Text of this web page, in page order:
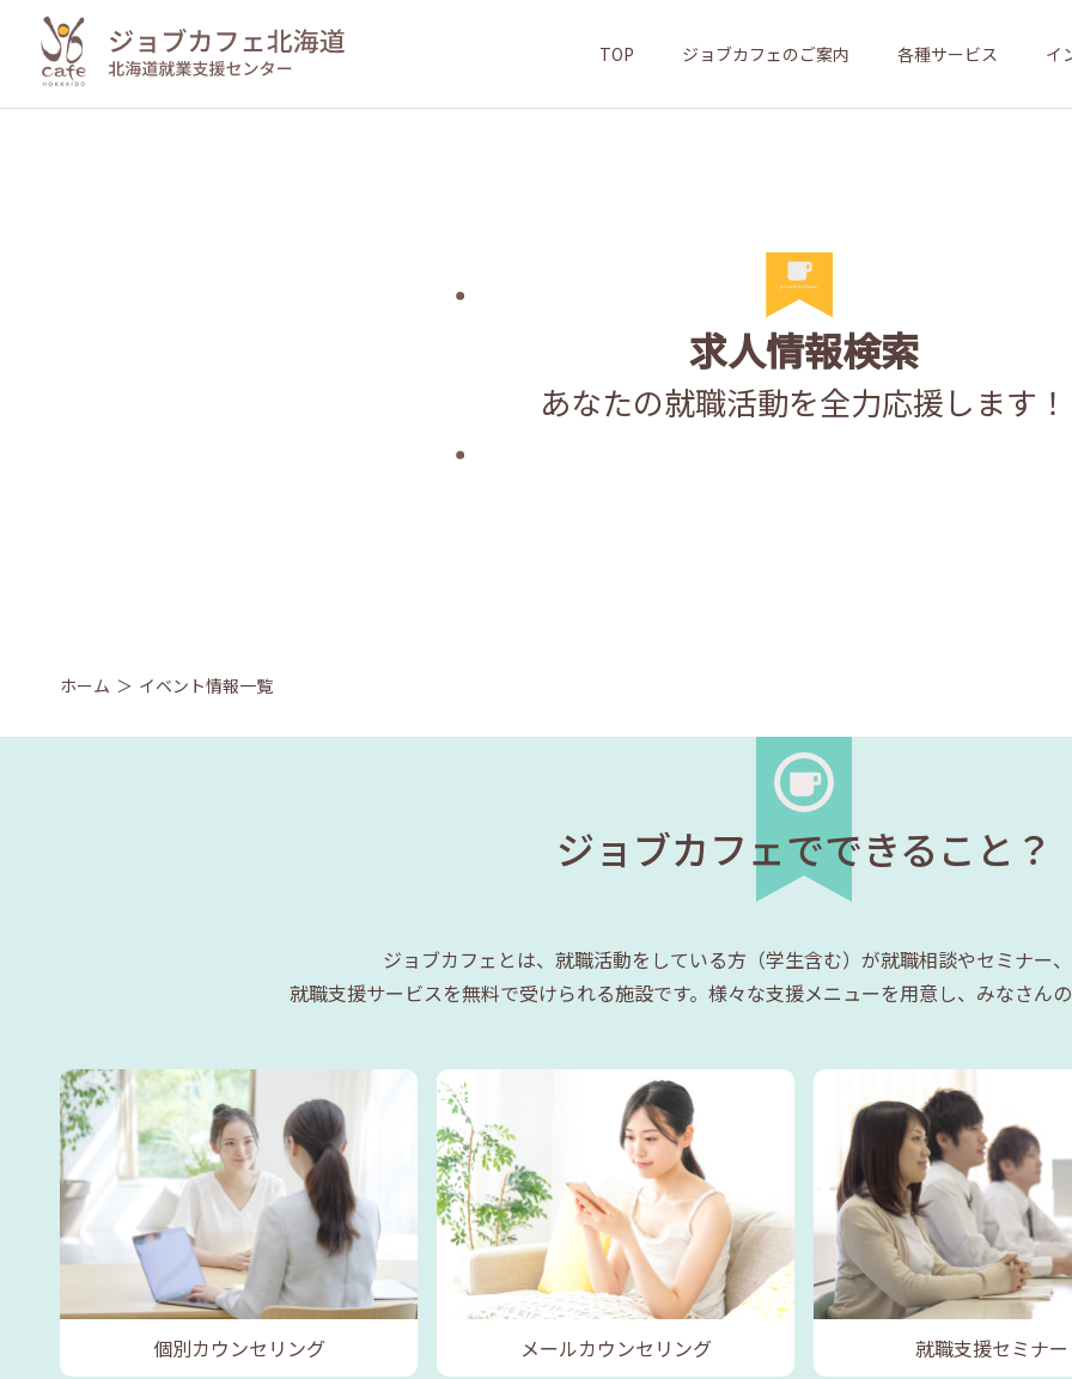
TOP ジョブカフェのご案内 各種サービス イ
求人情報検索
あなたの就職活動を全力応援します！
ホーム イベント情報一覧
ジョブカフェでできること？
ジョブカフェとは、就職活動をしている方（学生含む）が就職相談やセミナー
就職支援サービスを無料で受けられる施設です。様々な支援メニューを用意し、みなさん
個別カウンセリング メールカウンセリング 就職支援セミナー